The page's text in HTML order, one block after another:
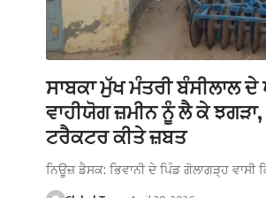
ਸਾਬਕਾ ਮੁੱਖ ਮੰਤਰੀ ਬੰਸੀਲਾਲ ਦੇ
ਵਾਹੀਯੋਗ ਜ਼ਮੀਨ ਨੂੰ ਲੈ ਕੇ
ਟਰੈਕਟਰ ਕੀਤੇ ਜ਼ਬਤ
ਨਿਊਜ਼ ਡੈਸਕ: ਭਿਵਾਨੀ ਦੇ ਪਿੰਡ ਗੋਲਾਗੜ੍ਹ ਵਾਸੀ